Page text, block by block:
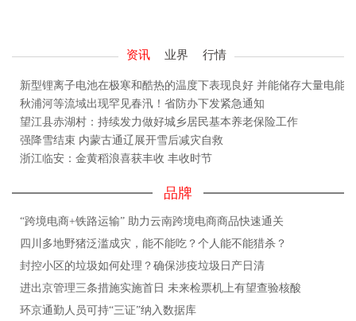
资讯 业界 行情
新型锂离子电池在极寒和酷热的温度下表现良好 并能储存大量电能
秋浦河等流域出现罕见春汛！省防办下发紧急通知
望江县赤湖村：持续发力做好城乡居民基本养老保险工作
强降雪结束 内蒙古通辽展开雪后减灾自救
浙江临安：金黄稻浪喜获丰收 丰收时节
品牌
“跨境电商+铁路运输” 助力云南跨境电商商品快速通关
四川多地野猪泛滥成灾，能不能吃？个人能不能猎杀？
封控小区的垃圾如何处理？确保涉疫垃圾日产日清
进出京管理三条措施实施首日 未来检票机上有望查验核酸
环京通勤人员可持“三证”纳入数据库